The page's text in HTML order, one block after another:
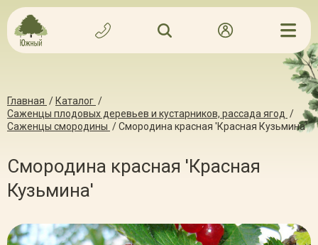
Главная / Каталог /
Саженцы плодовых деревьев и кустарников, рассада ягод /
Саженцы смородины /Смородина красная 'Красная Кузьмина'
Смородина красная 'Красная
Кузьмина'